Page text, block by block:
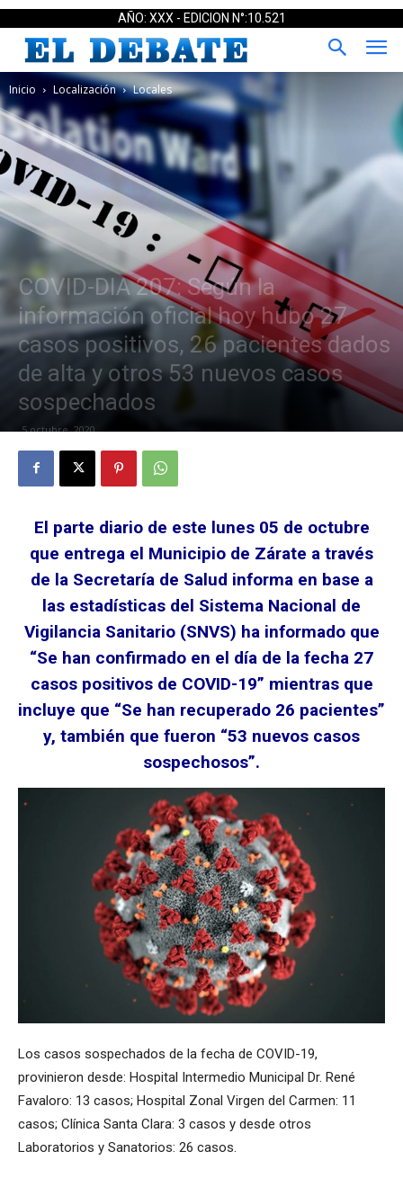
AÑO: XXX - EDICION N°:10.521
Inicio Localización Locales
COVID-DIA 207: Según la
información oficial hoy hubo 27
casos positivos, 26 pacientes dados
de alta y otros 53 nuevos casos
sospechados
5 octubre, 2020
El parte diario de este lunes 05 de octubre
que entrega el Municipio de Zárate a través
de la Secretaría de Salud informa en base a
las estadísticas del Sistema Nacional de
Vigilancia Sanitario (SNVS) ha informado que
“Se han confirmado en el día de la fecha 27
casos positivos de COVID-19” mientras que
incluye que “Se han recuperado 26 pacientes”
y, también que fueron “53 nuevos casos
sospechosos”.
Los casos sospechados de la fecha de COVID-19,
provinieron desde: Hospital Intermedio Municipal Dr. René
Favaloro: 13 casos; Hospital Zonal Virgen del Carmen: 11
casos; Clínica Santa Clara: 3 casos y desde otros
Laboratorios y Sanatorios: 26 casos.